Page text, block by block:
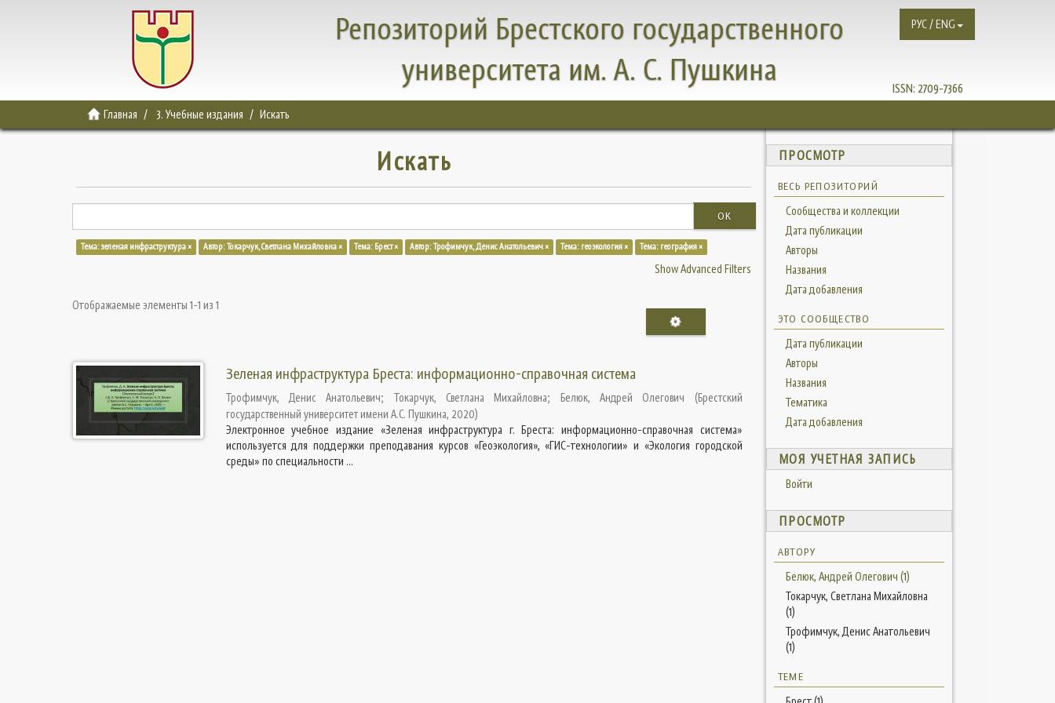
Репозиторий Брестского государственного
университета им. А. С. Пушкина
ISSN: 2709-7366
РУС / ENG
Главная 3. Учебные издания Искать
Искать
OK
Тема: зеленая инфраструктура × Автор: Токарчук, Светлана Михайловна × Тема: Брест × Автор: Трофимчук, Денис Анатольевич × Тема: геоэкология × Тема: география ×
Show Advanced Filters
Отображаемые элементы 1-1 из 1
Зеленая инфраструктура Бреста: информационно-справочная система
Трофимчук, Денис Анатольевич; Токарчук, Светлана Михайловна; Белюк, Андрей Олегович (Брестский
государственный университет имени А.С. Пушкина, 2020)
Электронное учебное издание «Зеленая инфраструктура г. Бреста: информационно-справочная система»
используется для поддержки преподавания курсов «Геоэкология», «ГИС-технологии» и «Экология городской
среды» по специальности ...
ПРОСМОТР
ВЕСЬ РЕПОЗИТОРИЙ
Сообщества и коллекции
Дата публикации
Авторы
Названия
Дата добавления
ЭТО СООБЩЕСТВО
Дата публикации
Авторы
Названия
Тематика
Дата добавления
МОЯ УЧЕТНАЯ ЗАПИСЬ
Войти
ПРОСМОТР
АВТОРУ
Белюк, Андрей Олегович (1)
Токарчук, Светлана Михайловна
(1)
Трофимчук, Денис Анатольевич
(1)
ТЕМЕ